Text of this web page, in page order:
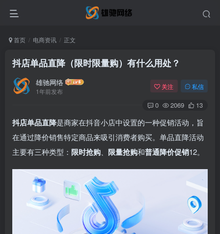
首页 电商资讯 正文
抖店单品直降（限时限量购）有什么用处？
雄驰网络
1年前发布
关注 私信
0 2069 13
抖店单品直降‌是商家在抖音小店中设置的一种促销活动，旨
在通过降价销售特定商品来吸引消费者购买。单品直降活动
主要有三种类型：‌ 限时抢购 限量抢购‌和‌普通降价促销12。